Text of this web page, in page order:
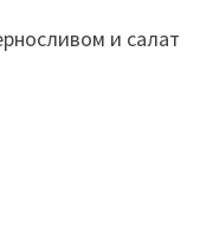
и салат